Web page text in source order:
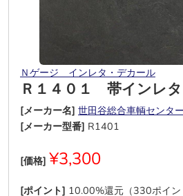
Ｎゲージ インレタ・デカール
Ｒ１４０１ 帯インレ
[メーカー名] 世田谷総合車輌センター
[メーカー型番] R1401
[価格] ¥3,300
[ポイント] 10.00%還元（330ポイン